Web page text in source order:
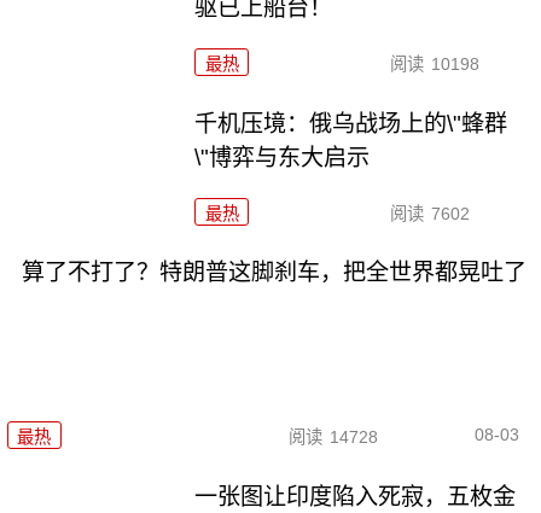
驱已上船台！
最热 阅读 10198
千机压境：俄乌战场上的\"蜂群
\"博弈与东大启示
最热 阅读 7602
算了不打了？特朗普这脚刹车，把全世界都晃吐了
最热 阅读 14728 08-03
一张图让印度陷入死寂，五枚金